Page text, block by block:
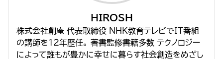
HIROSH
株式会社創庵 代表取締役 NHK教育テレビでIT番組
の講師を１２年歴任。 著書監修書籍多数 テクノロジー
によって誰もが豊かに幸せに暮らす社会創造をめざし